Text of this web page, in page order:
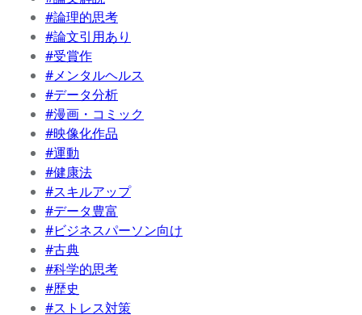
#論理的思考
#論文引用あり
#受賞作
#メンタルヘルス
#データ分析
#漫画・コミック
#映像化作品
#運動
#健康法
#スキルアップ
#データ豊富
#ビジネスパーソン向け
#古典
#科学的思考
#歴史
#ストレス対策